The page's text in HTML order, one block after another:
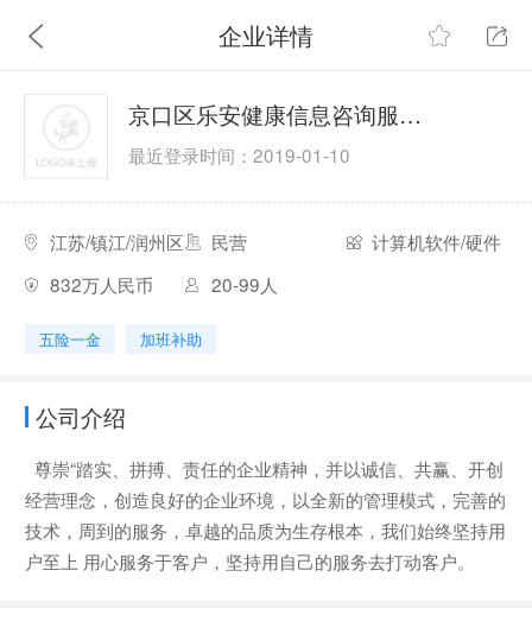
企业详情
京口区乐安健康信息咨询服务部
最近登录时间：2019-01-10
江苏/镇江/润州区 民营
计算机软件/硬件
832万人民币
20-99人
五险一金 加班补助
公司介绍
尊崇“踏实、拼搏、责任的企业精神，并以诚信、共赢、开创
经营理念，创造良好的企业环境，以全新的管理模式，完善的
技术，周到的服务，卓越的品质为生存根本，我们始终坚持用
户至上 用心服务于客户，坚持用自己的服务去打动客户。